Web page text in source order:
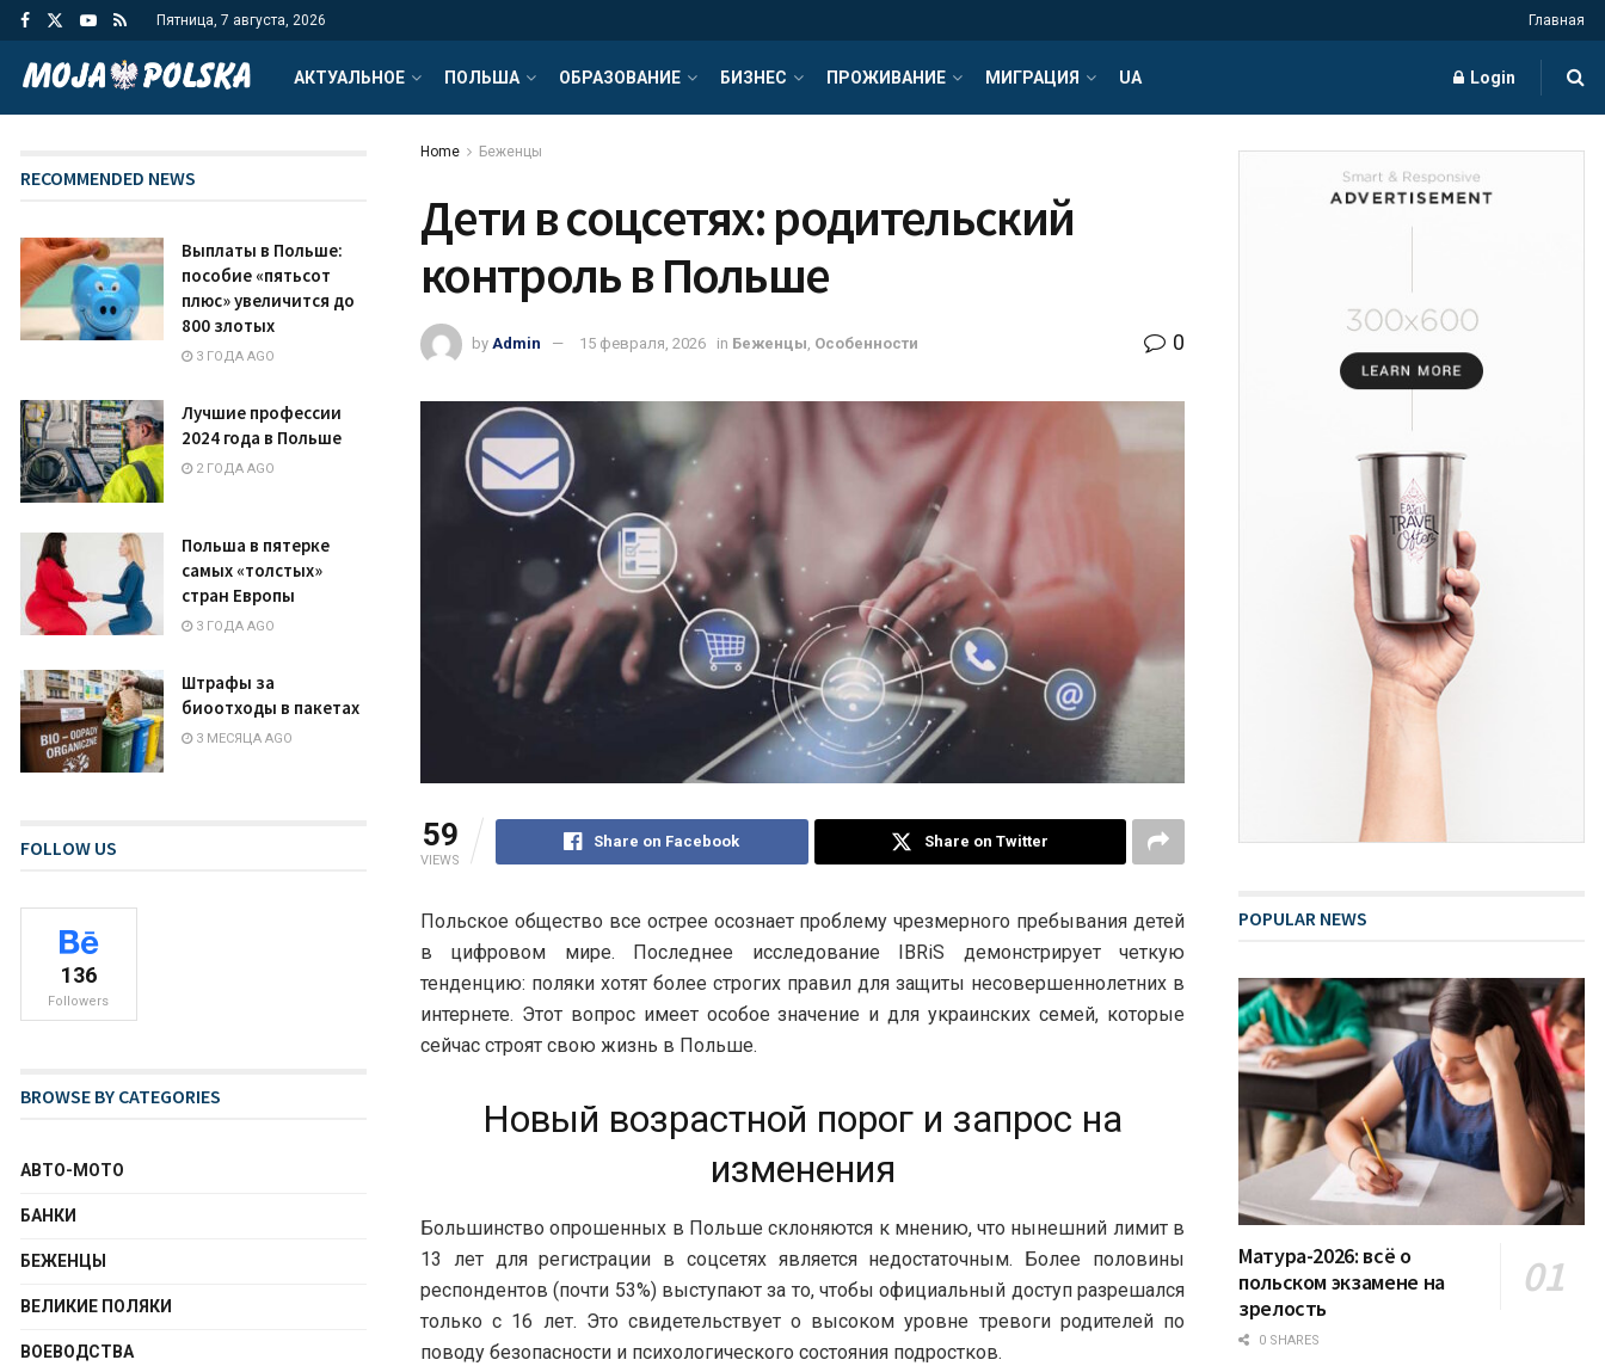
Пятница, 7 августа, 2026 Главная
АКТУАЛЬНОЕ ПОЛЬША ОБРАЗОВАНИЕ БИЗНЕС ПРОЖИВАНИЕ МИГРАЦИЯ UA Login
Home Беженцы
Дети в соцсетях: родительский
контроль в Польше
by Admin 15 февраля, 2026 in Беженцы Особенности 0
59
VIEWS
Share on Facebook Share on Twitter
Польское общество все острее осознает проблему чрезмерного пребывания детей
в цифровом мире. Последнее исследование IBRiS демонстрирует четкую
тенденцию: поляки хотят более строгих правил для защиты несовершеннолетних в
интернете. Этот вопрос имеет особое значение и для украинских семей, которые
сейчас строят свою жизнь в Польше.
Новый возрастной порог и запрос на
изменения
Большинство опрошенных в Польше склоняются к мнению, что нынешний лимит в
13 лет для регистрации в соцсетях является недостаточным. Более половины
респондентов (почти 53%) выступают за то, чтобы официальный доступ разрешался
только с 16 лет. Это свидетельствует о высоком уровне тревоги родителей по
поводу безопасности и психологического состояния подростков.
RECOMMENDED NEWS
Выплаты в Польше:
пособие «пятьсот
плюс» увеличится до
800 злотых
3 ГОДА AGO
Лучшие профессии
2024 года в Польше
2 ГОДА AGO
Польша в пятерке
самых «толстых»
стран Европы
3 ГОДА AGO
Штрафы за
биоотходы в пакетах
3 МЕСЯЦА AGO
FOLLOW US
136
Followers
BROWSE BY CATEGORIES
АВТО-МОТО
БАНКИ
БЕЖЕНЦЫ
ВЕЛИКИЕ ПОЛЯКИ
ВОЕВОДСТВА
POPULAR NEWS
Матура-2026: всё о
польском экзамене на
зрелость
0 SHARES